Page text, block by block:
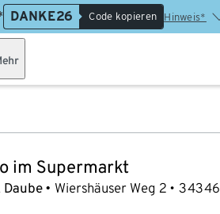
DANKE26 Code kopieren Hinweis*
im Supermarkt
Daube Wiershäuser Weg 2 34346